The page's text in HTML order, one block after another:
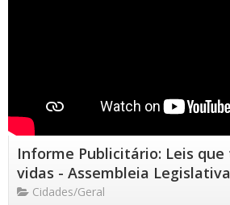
Informe Publicitário: Leis
vidas - Assembleia
Cidades/Geral